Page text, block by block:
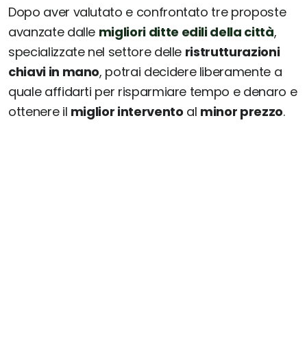
Dopo aver valutato e confrontato tre proposte
avanzate dalle migliori ditte edili della città,
specializzate nel settore delle ristrutturazioni
chiavi in mano, potrai decidere liberamente a
quale affidarti per risparmiare tempo e denaro e
ottenere il miglior intervento al minor prezzo.